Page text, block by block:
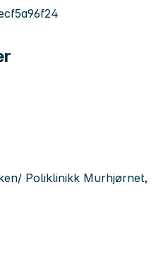
Poliklinikk Murhjørnet,